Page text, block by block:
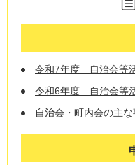
令和7年度 自治会等
令和6年度 自治会等
自治会・町内会の主